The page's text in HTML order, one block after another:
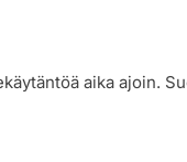
aika ajoin.